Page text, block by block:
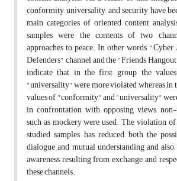
conformity, universality, and security have
main categories of oriented content
samples were the contents of two
approaches to peace. In other words,
Defenders" channel and the "Friends
indicate that in the first group, the
"universality" were more violated whereas in
values of "conformity" and "universality"
in confrontation with opposing views,
such as mockery were used. The violation
studied samples has reduced both the
dialogue and mutual understanding and
awareness resulting from exchange and
these channels.